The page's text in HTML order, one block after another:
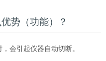
势（功能）？
会引起仪器自动切断。